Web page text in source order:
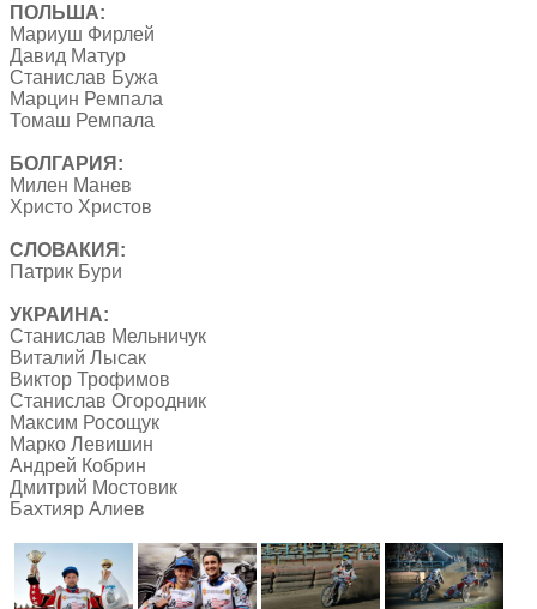
ПОЛЬША:
Мариуш Фирлей
Давид Матур
Станислав Бужа
Марцин Ремпала
Томаш Ремпала
БОЛГАРИЯ:
Милен Манев
Христо Христов
СЛОВАКИЯ:
Патрик Бури
УКРАИНА:
Станислав Мельничук
Виталий Лысак
Виктор Трофимов
Станислав Огородник
Максим Росощук
Марко Левишин
Андрей Кобрин
Дмитрий Мостовик
Бахтияр Алиев